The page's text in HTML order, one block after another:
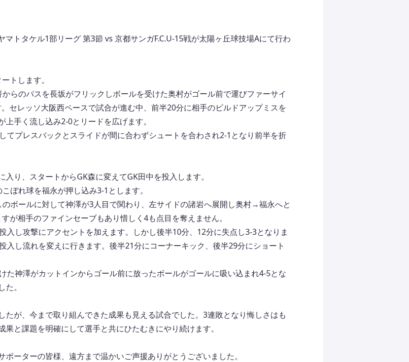
トタケル1部リーグ 第3節 vs 京都サンガF.C.U-15戦が太陽ヶ丘球技場Aにて行わ
トします。
らのパスを長坂がフリックしボールを受けた奥村がゴール前で運びファーサイ
セレッソ大阪西ペースで試合が進む中、前半20分に相手のビルドアップミスを
手く流し込み2-0とリードを広げます。
てプレスバックとスライドが間に合わずシュートを合わされ2-1となり前半を折
り、スタートからGK森に変えてGK田中を投入します。
ぼれ球を福永が押し込み3-1とします。
ボールに対して神澤が3人目で関わり、左サイドの諸岩へ展開し奥村→福永へと
が相手のファインセーブもあり惜しく4も点目を奪えません。
入し攻撃にアクセントを加えます。しかし後半10分、12分に失点し3-3となりま
入し流れを変えに行きます。後半21分にコーナーキック、後半29分にショート
た神澤がカットインからゴール前に放ったボールがゴールに吸い込まれ4-5とな
。
たが、今まで取り組んできた成果も見える試合でした。3連敗となり悔しさはも
と課題を明確にして選手と共にひたむきにやり続けます。
ーターの皆様、遠方まで温かいご声援ありがとうございました。